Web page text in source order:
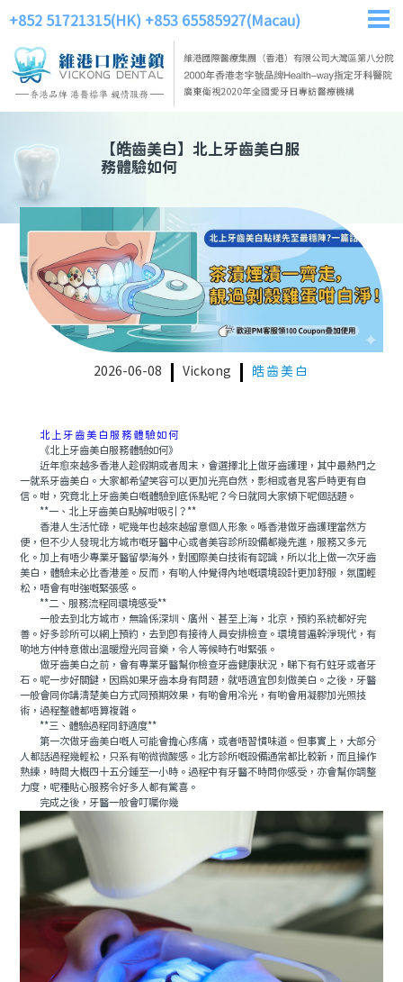
+852 51721315(HK) +853 65585927(Macau)
【皓齒美白】 北上牙齒美白服
務體驗如何
2026-06-08 Vickong 皓齒美白
北上牙齒美白服務體驗如何
《北上牙齒美白服務體驗如何》
近年愈來越多香港人趁假期或者周末，會選擇北上做牙齒護理，其中最熱門之
一就系牙齒美白。大家都希望笑容可以更加光亮自然，影相或者見客戶時更有自
信。咁，究竟北上牙齒美白嘅體驗到底係點呢？今日就同大家傾下呢個話題。
**一、北上牙齒美白點解咁吸引？**
香港人生活忙碌，呢幾年也越來越留意個人形象。喺香港做牙齒護理當然方
便，但不少人發現北方城市嘅牙醫中心或者美容診所設備都幾先進，服務又多元
化。加上有唔少專業牙醫留學海外，對國際美白技術有認識，所以北上做一次牙齒
美白，體驗未必比香港差。反而，有啲人仲覺得內地嘅環境設計更加舒服，氛圍輕
松，唔會有咁強嘅緊張感。
**二、服務流程同環境感受**
一般去到北方城市，無論係深圳、廣州、甚至上海，北京，預約系統都好完
善。好多診所可以網上預約，去到即有接待人員安排檢查。環境普遍幹淨現代，有
啲地方仲特意做出溫暖燈光同音樂，令人等候時冇咁緊張。
做牙齒美白之前，會有專業牙醫幫你檢查牙齒健康狀況，睇下有冇蛀牙或者牙
石。呢一步好關鍵，因爲如果牙齒本身有問題，就唔適宜即刻做美白。之後，牙醫
一般會同你講清楚美白方式同預期效果，有啲會用冷光，有啲會用凝膠加光照技
術，過程整體都唔算複雜。
**三、體驗過程同舒適度**
第一次做牙齒美白嘅人可能會擔心疼痛，或者唔習慣味道。但事實上，大部分
人都話過程幾輕松，只系有啲微微酸感。北方診所嘅設備通常都比較新，而且操作
熟練，時間大概四十五分鍾至一小時。過程中有牙醫不時問你感受，亦會幫你調整
力度，呢種貼心服務令好多人都有驚喜。
完成之後，牙醫一般會叮囑你幾